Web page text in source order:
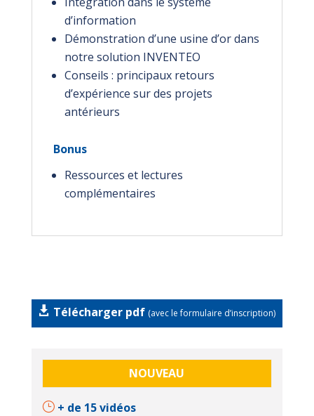
d’information
Démonstration d’une usine d’or dans
notre solution INVENTEO
Conseils : principaux retours
d’expérience sur des projets
antérieurs
Bonus
Ressources et lectures
complémentaires
 Télécharger pdf (avec le formulaire d’inscription)
NOUVEAU
} + de 15 vidéos